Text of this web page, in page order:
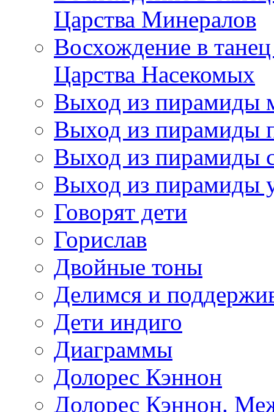
Царства Минералов
Восхождение в
Царства Насекомых
Выход из пирамиды
Выход из пирамиды
Выход из пирамиды
Выход из пирамиды
Говорят дети
Горислав
Двойные тоны
Делимся и
Дети индиго
Диаграммы
Долорес Кэннон
Долорес Кэннон.